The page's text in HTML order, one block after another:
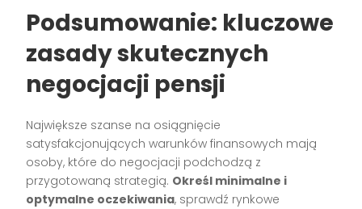
Podsumowanie: kluczowe
zasady skutecznych
negocjacji pensji
Największe szanse na osiągnięcie
satysfakcjonujących warunków finansowych mają
osoby, które do negocjacji podchodzą z
przygotowaną strategią. Określ minimalne i
optymalne oczekiwania, sprawdź rynkowe